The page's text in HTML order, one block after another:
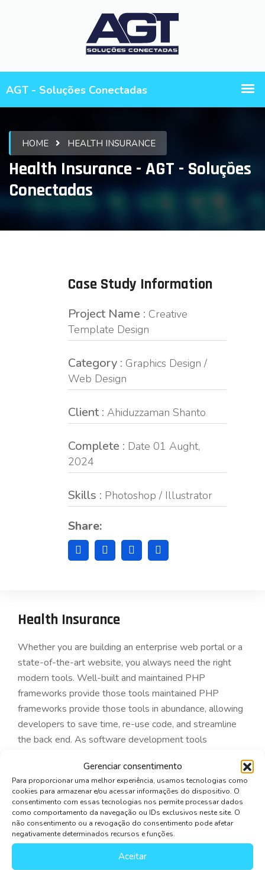
Gerenciar consentimento
Para proporcionar uma melhor experiência, usamos tecnologias como
cookies para armazenar e/ou acessar informações do dispositivo. O
consentimento com essas tecnologias nos permite processar dados
como comportamento da navegação ou IDs exclusivos neste site. O
não consentimento ou a revogação do consentimento pode afetar
negativamente determinados recursos e funções.
Aceitar
HOME HEALTH INSURANCE
Health Insurance - AGT - Soluções
Conectadas
Case Study Information
Project Name : Creative
Template Design
Category : Graphics Design /
Web Design
Client : Ahiduzzaman Shanto
Complete : Date 01 Aught,
2024
Skills : Photoshop / Illustrator
Share:
Health Insurance
Whether you are building an enterprise web portal or a
state-of-the-art website, you always need the right
modern tools. Well-built and maintained PHP
frameworks provide those tools maintained PHP
frameworks provide those tools in abundance, allowing
developers to save time, re-use code, and streamline
the back end. As software development tools
competition from startups and the ever-present
economic challenges, the banking industry is gradually
adopting what the latest technologies have to offer.
From cloud technology to cyber risk management to
machine learning in investment banking, join us as we
explore the banking industry trends for 2019 and
beyond. Cloud is one of the current banking industry